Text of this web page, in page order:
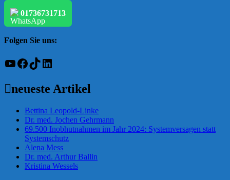
01736731713
Folgen Sie uns:
YouTube
Facebook
TikTokLinkedIn
neueste Artikel
Bettina Leopold-Linke
Dr. med. Jochen Gehrmann
69.500 Inobhutnahmen im Jahr 2024: Systemversagen statt
Systemschutz
Alena Mess
Dr. med. Arthur Ballin
Kristina Wessels